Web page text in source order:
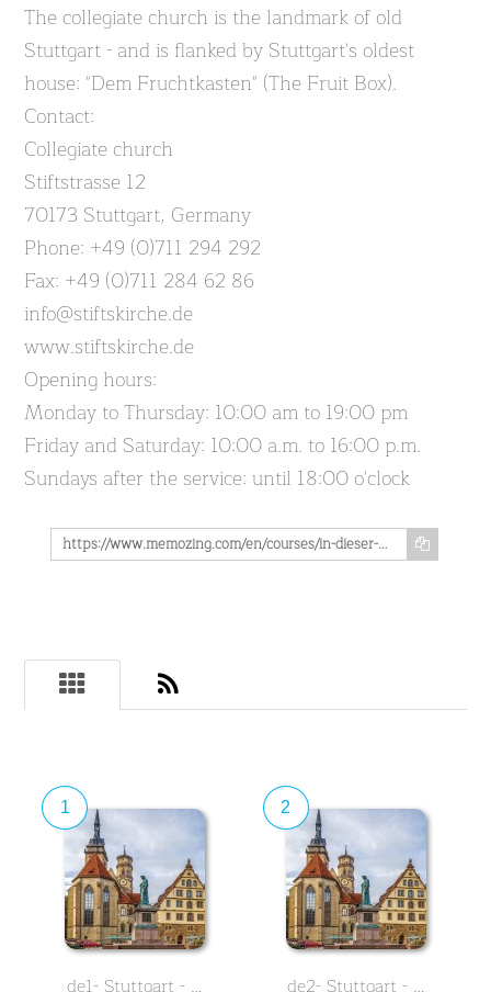
The collegiate church is the landmark of old
Stuttgart - and is flanked by Stuttgart's oldest
house: "Dem Fruchtkasten" (The Fruit Box).
Contact:
Collegiate church
Stiftstrasse 12
70173 Stuttgart, Germany
Phone: +49 (0)711 294 292
Fax: +49 (0)711 284 62 86
info@stiftskirche.de
www.stiftskirche.de
Opening hours:
Monday to Thursday: 10:00 am to 19:00 pm
Friday and Saturday: 10:00 a.m. to 16:00 p.m.
Sundays after the service: until 18:00 o'clock
https://www.memozing.com/en/courses/in-dieser-neuen-lektion-erfahren-sie-alles-uber-die-geschichte-der-stiftskirche-in-stuttgart-sie-befindet-sich-im-herzen-der-stadt-und-direkt-neben-dem-alten-schloss-am-schillerplatz-zur-weihnachtszeit-finden-sie-hier-den-weihnachtsmarkt-2370e87c86d42ac2c1d72479
1 2